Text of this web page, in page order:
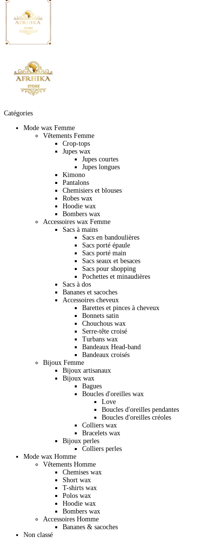
Catégories
Mode wax Femme
Vêtements Femme
Crop-tops
Jupes wax
Jupes courtes
Jupes longues
Kimono
Pantalons
Chemisiers et blouses
Robes wax
Hoodie wax
Bombers wax
Accessoires wax Femme
Sacs à mains
Sacs en bandoulières
Sacs porté épaule
Sacs porté main
Sacs seaux et besaces
Sacs pour shopping
Pochettes et minaudières
Sacs à dos
Bananes et sacoches
Accessoires cheveux
Barettes et pinces à cheveux
Bonnets satin
Chouchous wax
Serre-tête croisé
Turbans wax
Bandeaux Head-band
Bandeaux croisés
Bijoux Femme
Bijoux artisanaux
Bijoux wax
Bagues
Boucles d'oreilles wax
Love
Boucles d'oreilles pendantes
Boucles d'oreilles créoles
Colliers wax
Bracelets wax
Bijoux perles
Colliers perles
Mode wax Homme
Vêtements Homme
Chemises wax
Short wax
T-shirts wax
Polos wax
Hoodie wax
Bombers wax
Accessoires Homme
Bananes & sacoches
Non classé